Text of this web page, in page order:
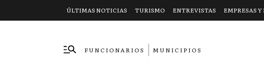
ÚLTIMAS NOTICIAS TURISMO ENTREVISTAS EMPRESAS
FUNCIONARIOS
MUNICIPIOS